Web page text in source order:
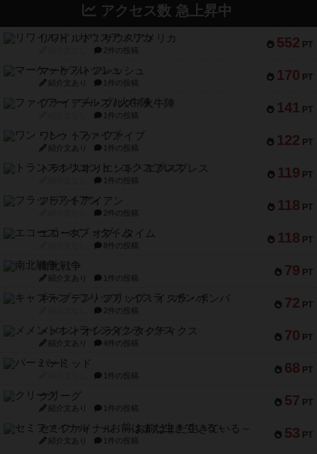
アクセス数 急上昇中
552 PT
リワイルド：サウスアメリカ
2件の投稿
170 PT
マーケットフレッシュ
紹介文あり 1件の投稿
141 PT
ファイアー・ブルズ / 火牛陣
1件の投稿
122 PT
ワン・トゥ・ファイブ
紹介文あり 1件の投稿
119 PT
トランスオリエント・エクスプレス
1件の投稿
118 PT
フラットアイアン
2件の投稿
118 PT
エコーズ・オブ・タイム
8件の投稿
79 PT
南北戦争
紹介文あり 1件の投稿
72 PT
キャプテン・フリップ：イスラ・ボンバ
2件の投稿
70 PT
メメントオンラインタクティクス
紹介文あり 4件の投稿
68 PT
パーミッド
1件の投稿
57 PT
クリーグ
紹介文あり 1件の投稿
53 PT
セミファイナル ～お前はまだ生きている～
紹介文あり 1件の投稿